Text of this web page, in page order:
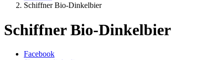
Schiffner Bio-Dinkelbier
Schiffner Bio-Dinkelbier
Facebook